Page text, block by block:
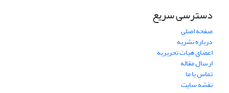
دسترسی سریع
صفحه اصلی
درباره نشریه
اعضای هیات تحریریه
ارسال مقاله
تماس با ما
نقشه سایت